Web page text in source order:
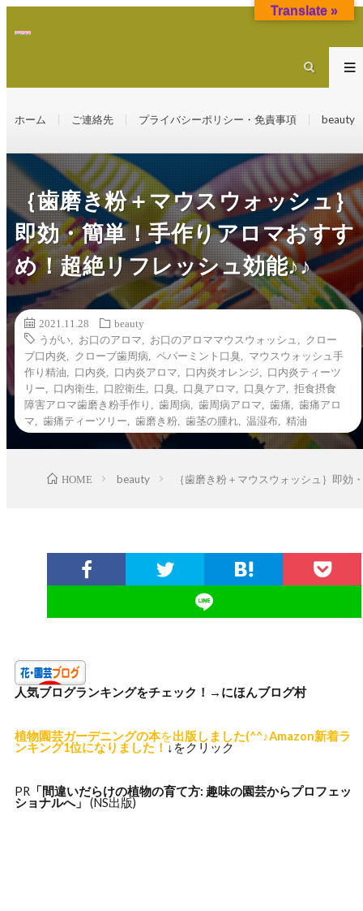
ホーム ご連絡先 プライバシーポリシー・免責事項 beauty
｛歯磨き粉＋マウスウォッシュ｝
即効・簡単！手作りアロマおすす
め！超絶リフレッシュ効能♪♪
2021.11.28
beauty
うがい
お口のアロマ お口のアロママウスウォッシュ
クロー
ブ口内炎
クローブ歯周病 ペパーミント口臭
マウスウォッシュ手
作り精油
口内炎 口内炎アロマ 口内炎オレンジ
口内炎ティーツ
リー
口内衛生 口腔衛生 口臭 口臭アロマ 口臭ケア
拒食摂食
障害アロマ歯磨き粉手作り
歯周病 歯周病アロマ 歯痛
歯痛アロ
マ
歯痛ティーツリー 歯磨き粉 歯茎の腫れ 温湿布 精油
HOME beauty ｛歯磨き粉＋マウスウォッシュ｝即
人気ブログランキングをチェック！→ にほんブログ村
植物園芸ガーデニングの本を出版しました(^^♪Amazon新着ラ
ンキング1位になりました！↓をクリック
PR 「間違いだらけの植物の育て方: 趣味の園芸からプロフェッ
ショナルへ」
(NS出版)
Translate »